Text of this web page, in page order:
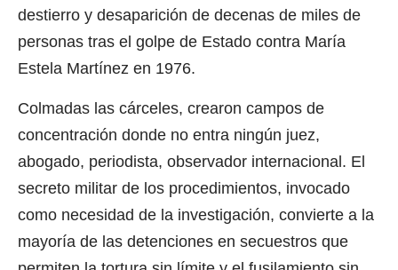
destierro y desaparición de decenas de miles de
personas tras el golpe de Estado contra María
Estela Martínez en 1976.
Colmadas las cárceles, crearon campos de
concentración donde no entra ningún juez,
abogado, periodista, observador internacional. El
secreto militar de los procedimientos, invocado
como necesidad de la investigación, convierte a la
mayoría de las detenciones en secuestros que